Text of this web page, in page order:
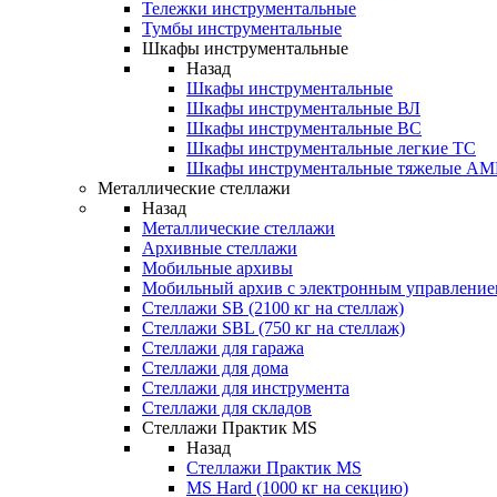
Тележки инструментальные
Тумбы инструментальные
Шкафы инструментальные
Назад
Шкафы инструментальные
Шкафы инструментальные ВЛ
Шкафы инструментальные ВС
Шкафы инструментальные легкие ТС
Шкафы инструментальные тяжелые
Металлические стеллажи
Назад
Металлические стеллажи
Архивные стеллажи
Мобильные архивы
Мобильный архив с электронным
Стеллажи SB (2100 кг на стеллаж)
Стеллажи SBL (750 кг на стеллаж)
Стеллажи для гаража
Стеллажи для дома
Стеллажи для инструмента
Стеллажи для складов
Стеллажи Практик MS
Назад
Стеллажи Практик MS
MS Hard (1000 кг на секцию)